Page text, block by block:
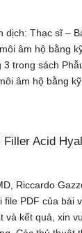
dịch: Thạc sĩ –
âm hộ bằng
trong sách
âm hộ bằng kỹ
Acid
Riccardo
PDF của bài
và kết quả, xin